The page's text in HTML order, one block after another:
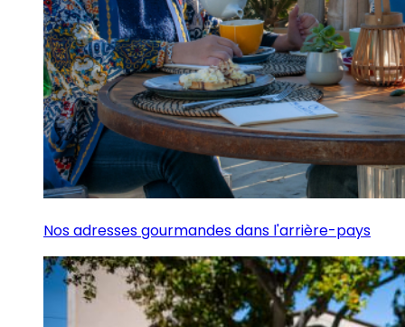
Nos adresses gourmandes dans l'arrière-pays